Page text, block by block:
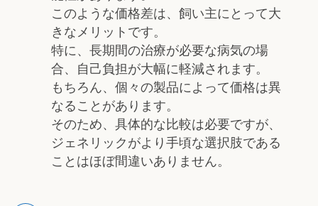
このような価格差は、飼い主にとって大
きなメリットです。
特に、長期間の治療が必要な病気の場
合、自己負担が大幅に軽減されます。
もちろん、個々の製品によって価格は異
なることがあります。
そのため、具体的な比較は必要ですが、
ジェネリックがより手頃な選択肢である
ことはほぼ間違いありません。